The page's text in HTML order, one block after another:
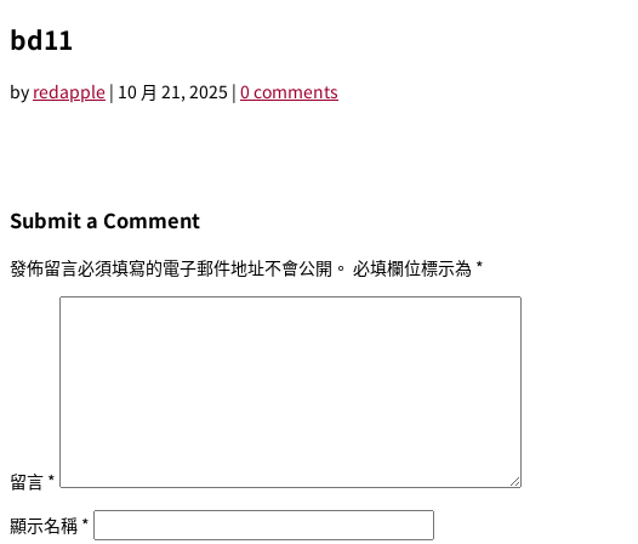
bd11
by redapple | 10 月 21, 2025 | 0 comments
Submit a Comment
發佈留言必須填寫的電子郵件地址不會公開。 必填欄位標示為 *
留言 *
顯示名稱 *